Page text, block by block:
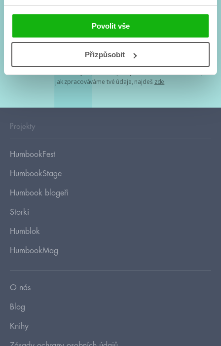
Povolit vše
Přizpůsobit
Souhlasím spodmínkami zpracování osobních údajů
Tvá e-mailová adresa je u nás v bezpečí. Přečti si
jak zpracováváme tvé údaje, najdeš zde.
Projekty
HumbookFest
HumbookStage
Humbook blogeři
Storki
Humblok
HumbookMag
O nás
Blog
Knihy